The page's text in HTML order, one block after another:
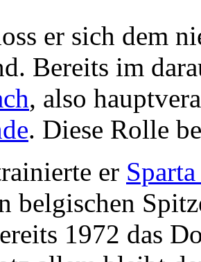
er sich dem
Bereits im
, also
. Diese Rolle
er
belgischen
1972 das